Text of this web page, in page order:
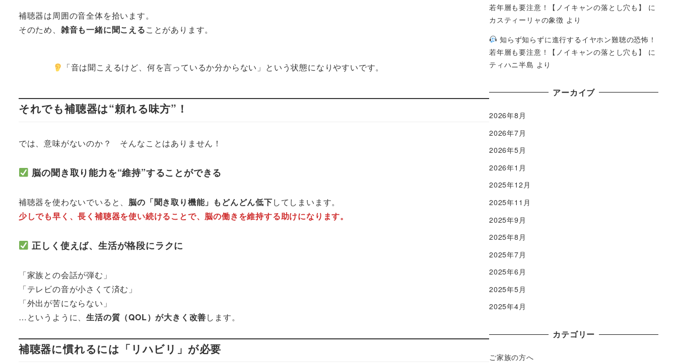
補聴器は周囲の音全体を拾います。
そのため、 雑音も一緒に聞こえることがあります。
「音は聞こえるけど、何を言っているか分からない」という状態になりやすいです。
それでも補聴器は“頼れる味方”！
では、意味がないのか？ そんなことはありません！
脳の聞き取り能力を“維持”することができる
補聴器を使わないでいると、 脳の「聞き取り機能」もどんどん低下してしまいます。
少しでも早く、長く補聴器を使い続けることで、脳の働きを維持する助けになります。
正しく使えば、生活が格段にラクに
「家族との会話が弾む」
「テレビの音が小さくて済む」
「外出が苦にならない」
…というように、生活の質（QOL）が大きく改善します。
補聴器に慣れるには「リハビリ」が必要
若年層も要注意！【ノイキャンの落とし穴も】
に
カスティーリャの象徴 より
知らず知らずに進行するイヤホン難聴の恐怖！
若年層も要注意！【ノイキャンの落とし穴も】
に
ティハニ半島 より
アーカイブ
2026年8月
2026年7月
2026年5月
2026年1月
2025年12月
2025年11月
2025年9月
2025年8月
2025年7月
2025年6月
2025年5月
2025年4月
カテゴリー
ご家族の方へ